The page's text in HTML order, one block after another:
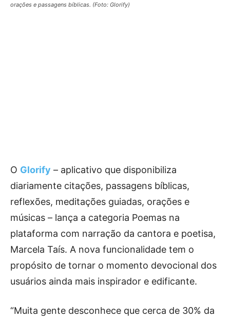
orações e passagens bíblicas. (Foto: Glorify)
O Glorify – aplicativo que disponibiliza
diariamente citações, passagens bíblicas,
reflexões, meditações guiadas, orações e
músicas – lança a categoria Poemas na
plataforma com narração da cantora e poetisa,
Marcela Taís. A nova funcionalidade tem o
propósito de tornar o momento devocional dos
usuários ainda mais inspirador e edificante.
“Muita gente desconhece que cerca de 30% da